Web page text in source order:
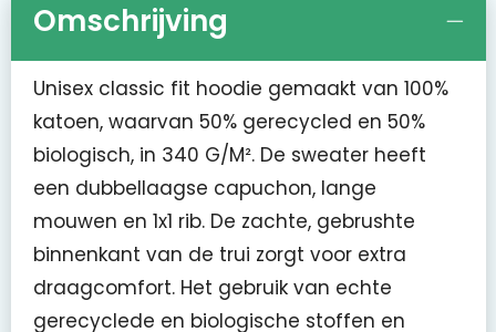
Omschrijving
Unisex classic fit hoodie gemaakt van 100%
katoen, waarvan 50% gerecycled en 50%
biologisch, in 340 G/M². De sweater heeft
een dubbellaagse capuchon, lange
mouwen en 1x1 rib. De zachte, gebrushte
binnenkant van de trui zorgt voor extra
draagcomfort. Het gebruik van echte
gerecyclede en biologische stoffen en